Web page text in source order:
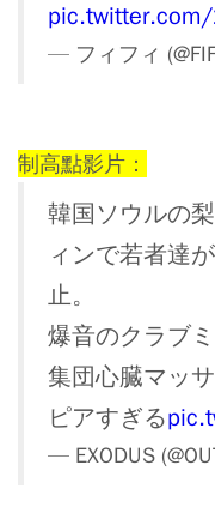
pic.twitter.com/
— フィフィ
制高點影片：
韓国ソウルの
ィンで若者達
止。
爆音のクラブ
集団心臓マッ
ピアすぎる
— EXODUS